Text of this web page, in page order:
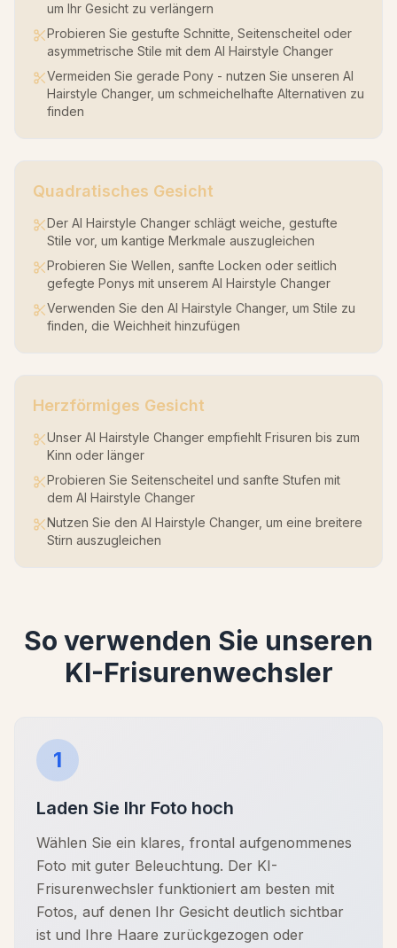
um Ihr Gesicht zu verlängern
Probieren Sie gestufte Schnitte, Seitenscheitel oder
asymmetrische Stile mit dem AI Hairstyle Changer
Vermeiden Sie gerade Pony - nutzen Sie unseren AI
Hairstyle Changer, um schmeichelhafte Alternativen zu
finden
Quadratisches Gesicht
Der AI Hairstyle Changer schlägt weiche, gestufte
Stile vor, um kantige Merkmale auszugleichen
Probieren Sie Wellen, sanfte Locken oder seitlich
gefegte Ponys mit unserem AI Hairstyle Changer
Verwenden Sie den AI Hairstyle Changer, um Stile zu
finden, die Weichheit hinzufügen
Herzförmiges Gesicht
Unser AI Hairstyle Changer empfiehlt Frisuren bis zum
Kinn oder länger
Probieren Sie Seitenscheitel und sanfte Stufen mit
dem AI Hairstyle Changer
Nutzen Sie den AI Hairstyle Changer, um eine breitere
Stirn auszugleichen
So verwenden Sie unseren
KI-Frisurenwechsler
1
Laden Sie Ihr Foto hoch
Wählen Sie ein klares, frontal aufgenommenes
Foto mit guter Beleuchtung. Der KI-
Frisurenwechsler funktioniert am besten mit
Fotos, auf denen Ihr Gesicht deutlich sichtbar
ist und Ihre Haare zurückgezogen oder